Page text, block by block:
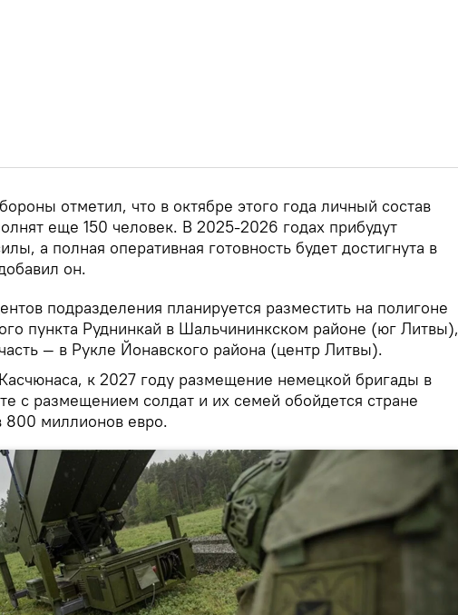
отметил, что в октябре этого года личный состав
еще 150 человек. В 2025-2026 годах прибудут
а полная оперативная готовность будет достигнута в
он.
подразделения планируется разместить на полигоне
пункта Руднинкай в Шальчининкском районе (юг Литвы),
— в Рукле Йонавского района (центр Литвы).
к 2027 году размещение немецкой бригады в
с размещением солдат и их семей обойдется стране
800 миллионов евро.